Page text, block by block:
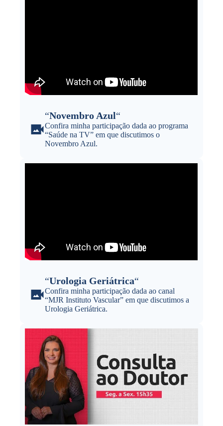
“Novembro Azul“
Confira minha participação dada ao programa
“Saúde na TV” em que discutimos o
Novembro Azul.
“Urologia Geriátrica“
Confira minha participação dada ao canal
“MJR Instituto Vascular” em que discutimos a
Urologia Geriátrica.